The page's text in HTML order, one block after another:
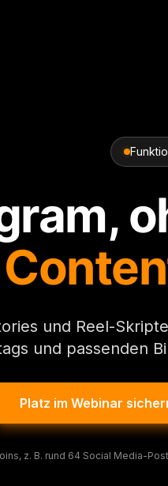
und Reel-
und passenden
Platz im Webinar
z. B. rund 64 Social Media-